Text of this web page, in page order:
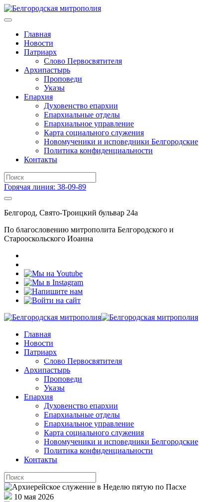
Главная
Новости
Патриарх
Слово Первосвятителя
Архипастырь
Проповеди
Указы
Епархия
Духовенство епархии
Епархиальные отделы
Епархиальное управление
Карта социального служения
Новомученики и исповедники Белгородские
Политика конфиденциальности
Контакты
Горячая линия: 38-09-89
Белгород, Свято-Троицкий бульвар 24а
По благословению митрополита Белгородского и
Старооскольского Иоанна
Главная
Новости
Патриарх
Слово Первосвятителя
Архипастырь
Проповеди
Указы
Епархия
Духовенство епархии
Епархиальные отделы
Епархиальное управление
Карта социального служения
Новомученики и исповедники Белгородские
Политика конфиденциальности
Контакты
10 мая 2026